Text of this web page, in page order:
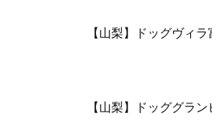
【山梨】ドッグヴィ
【山梨】ドッググラ